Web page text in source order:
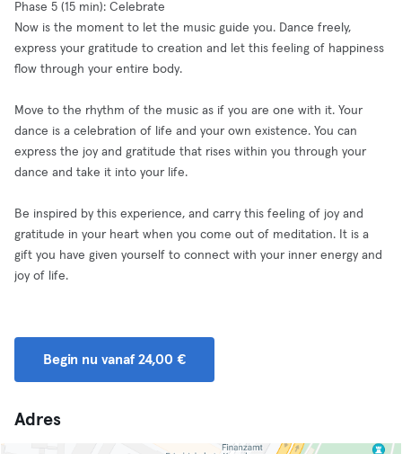
Phase 5 (15 min): Celebrate
Now is the moment to let the music guide you. Dance freely,
express your gratitude to creation and let this feeling of happiness
flow through your entire body.
Move to the rhythm of the music as if you are one with it. Your
dance is a celebration of life and your own existence. You can
express the joy and gratitude that rises within you through your
dance and take it into your life.
Be inspired by this experience, and carry this feeling of joy and
gratitude in your heart when you come out of meditation. It is a
gift you have given yourself to connect with your inner energy and
joy of life.
Begin nu vanaf 24,00 €
Adres